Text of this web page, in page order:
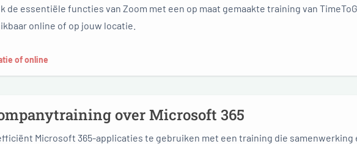
de essentiële functies van Zoom met een op maat gemaakte training van
online of op jouw locatie.
of online
over Microsoft 365
Microsoft 365-applicaties te gebruiken met een training die